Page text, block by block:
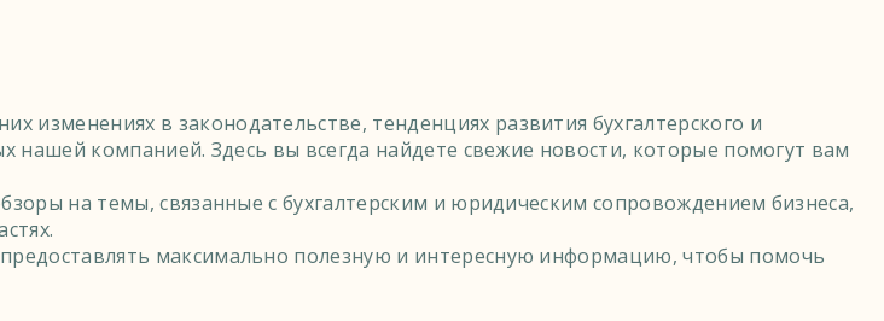
в законодательстве, тенденциях развития бухгалтерского и
нашей компанией. Здесь вы всегда найдете свежие новости, которые помогут вам
на темы, связанные с бухгалтерским и юридическим сопровождением бизнеса,
максимально полезную и интересную информацию, чтобы помочь